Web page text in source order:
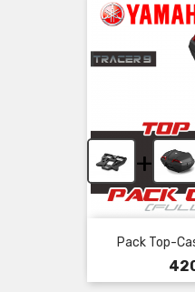
+
Pack Top-